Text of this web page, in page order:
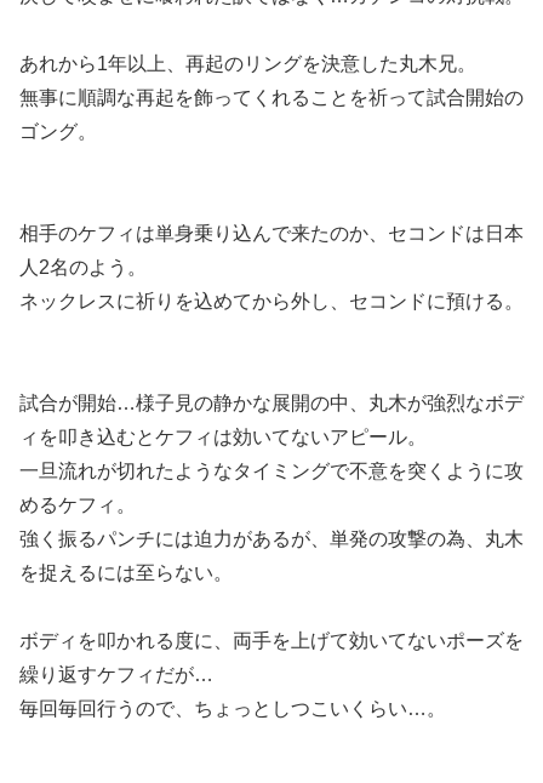
あれから1年以上、再起のリングを決意した丸木兄。
無事に順調な再起を飾ってくれることを祈って試合開始の
ゴング。
相手のケフィは単身乗り込んで来たのか、セコンドは日本
人2名のよう。
ネックレスに祈りを込めてから外し、セコンドに預ける。
試合が開始…様子見の静かな展開の中、丸木が強烈なボデ
ィを叩き込むとケフィは効いてないアピール。
一旦流れが切れたようなタイミングで不意を突くように攻
めるケフィ。
強く振るパンチには迫力があるが、単発の攻撃の為、丸木
を捉えるには至らない。
ボディを叩かれる度に、両手を上げて効いてないポーズを
繰り返すケフィだが…
毎回毎回行うので、ちょっとしつこいくらい…。